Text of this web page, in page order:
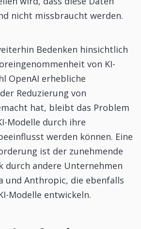
nicht missbraucht werden.
Bedenken hinsichtlich
von KI-
OpenAI erhebliche
Reduzierung von
hat, bleibt das Problem
Modelle durch ihre
werden können. Eine
ist der zunehmende
durch andere Unternehmen
und Anthropic, die ebenfalls
Modelle entwickeln.